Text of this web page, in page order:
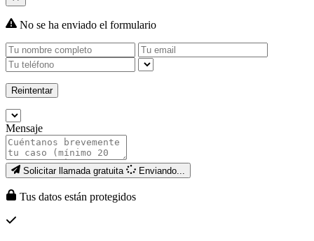
No se ha enviado el formulario
Reintentar
Mensaje
Solicitar llamada gratuita Enviando...
Tus datos están protegidos